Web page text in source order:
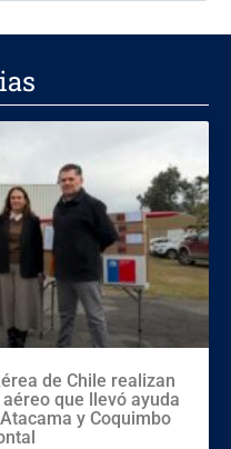
de Chile realizan
que llevó ayuda
y Coquimbo